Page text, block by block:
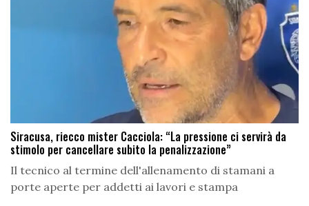
Siracusa, riecco mister Cacciola: “La pressione ci servirà da
stimolo per cancellare subito la penalizzazione”
Il tecnico al termine dell'allenamento di stamani a
porte aperte per addetti ai lavori e stampa